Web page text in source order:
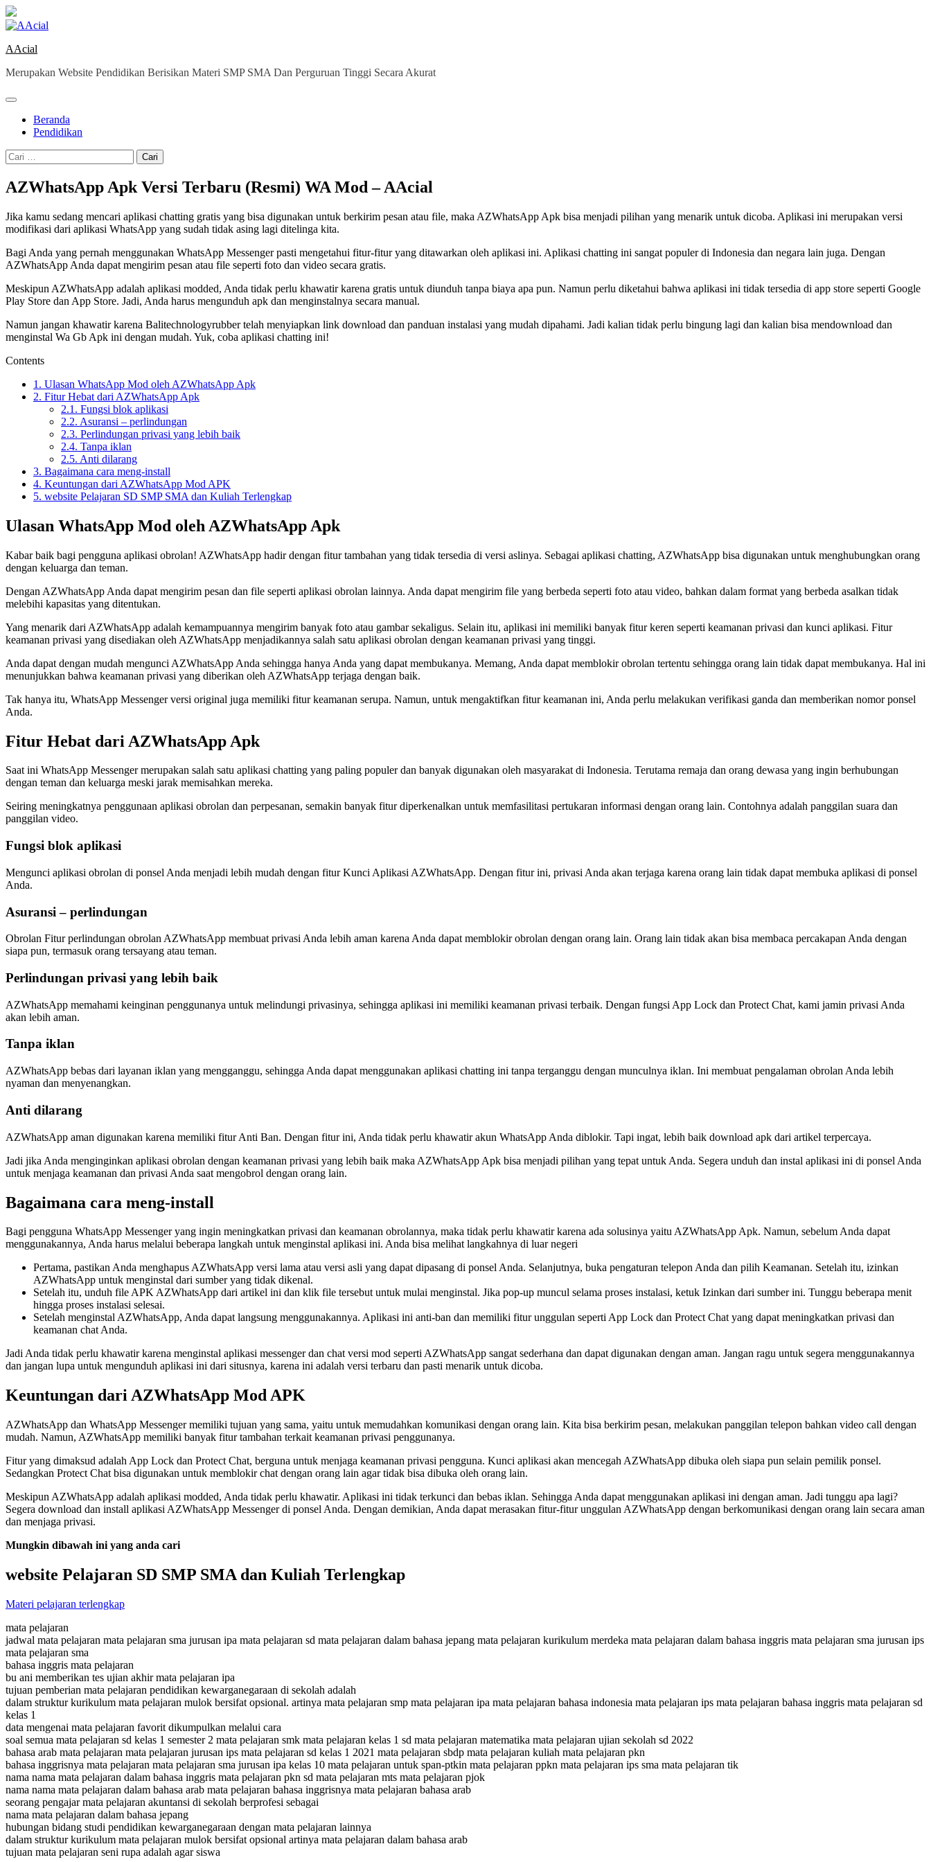
Skip
to
AAcial
Merupakan Website Pendidikan Berisikan Materi SMP SMA Dan Perguruan Tinggi Secara Akurat
Beranda
Pendidikan
Cari
untuk:
AZWhatsApp Apk Versi Terbaru (Resmi) WA Mod – AAcial
Jika kamu sedang mencari aplikasi chatting gratis yang bisa digunakan untuk berkirim pesan atau file, maka AZWhatsApp Apk bisa menjadi pilihan yang menarik untuk dicoba. Aplikasi ini merupakan versi
modifikasi dari aplikasi WhatsApp yang sudah tidak asing lagi ditelinga kita.
Bagi Anda yang pernah menggunakan WhatsApp Messenger pasti mengetahui fitur-fitur yang ditawarkan oleh aplikasi ini. Aplikasi chatting ini sangat populer di Indonesia dan negara lain juga. Dengan
AZWhatsApp Anda dapat mengirim pesan atau file seperti foto dan video secara gratis.
Meskipun AZWhatsApp adalah aplikasi modded, Anda tidak perlu khawatir karena gratis untuk diunduh tanpa biaya apa pun. Namun perlu diketahui bahwa aplikasi ini tidak tersedia di app store seperti Google
Play Store dan App Store. Jadi, Anda harus mengunduh apk dan menginstalnya secara manual.
Namun jangan khawatir karena Balitechnologyrubber telah menyiapkan link download dan panduan instalasi yang mudah dipahami. Jadi kalian tidak perlu bingung lagi dan kalian bisa mendownload dan
menginstal Wa Gb Apk ini dengan mudah. Yuk, coba aplikasi chatting ini!
Contents
1. Ulasan WhatsApp Mod oleh AZWhatsApp Apk
2. Fitur Hebat dari AZWhatsApp Apk
2.1. Fungsi blok aplikasi
2.2. Asuransi – perlindungan
2.3. Perlindungan privasi yang lebih baik
2.4. Tanpa iklan
2.5. Anti dilarang
3. Bagaimana cara meng-install
4. Keuntungan dari AZWhatsApp Mod APK
5. website Pelajaran SD SMP SMA dan Kuliah Terlengkap
Ulasan WhatsApp Mod oleh AZWhatsApp Apk
Kabar baik bagi pengguna aplikasi obrolan! AZWhatsApp hadir dengan fitur tambahan yang tidak tersedia di versi aslinya. Sebagai aplikasi chatting, AZWhatsApp bisa digunakan untuk menghubungkan orang
dengan keluarga dan teman.
Dengan AZWhatsApp Anda dapat mengirim pesan dan file seperti aplikasi obrolan lainnya. Anda dapat mengirim file yang berbeda seperti foto atau video, bahkan dalam format yang berbeda asalkan tidak
melebihi kapasitas yang ditentukan.
Yang menarik dari AZWhatsApp adalah kemampuannya mengirim banyak foto atau gambar sekaligus. Selain itu, aplikasi ini memiliki banyak fitur keren seperti keamanan privasi dan kunci aplikasi. Fitur
keamanan privasi yang disediakan oleh AZWhatsApp menjadikannya salah satu aplikasi obrolan dengan keamanan privasi yang tinggi.
Anda dapat dengan mudah mengunci AZWhatsApp Anda sehingga hanya Anda yang dapat membukanya. Memang, Anda dapat memblokir obrolan tertentu sehingga orang lain tidak dapat membukanya. Hal ini
menunjukkan bahwa keamanan privasi yang diberikan oleh AZWhatsApp terjaga dengan baik.
Tak hanya itu, WhatsApp Messenger versi original juga memiliki fitur keamanan serupa. Namun, untuk mengaktifkan fitur keamanan ini, Anda perlu melakukan verifikasi ganda dan memberikan nomor ponsel
Anda.
Fitur Hebat dari AZWhatsApp Apk
Saat ini WhatsApp Messenger merupakan salah satu aplikasi chatting yang paling populer dan banyak digunakan oleh masyarakat di Indonesia. Terutama remaja dan orang dewasa yang ingin berhubungan
dengan teman dan keluarga meski jarak memisahkan mereka.
Seiring meningkatnya penggunaan aplikasi obrolan dan perpesanan, semakin banyak fitur diperkenalkan untuk memfasilitasi pertukaran informasi dengan orang lain. Contohnya adalah panggilan suara dan
panggilan video.
Fungsi blok aplikasi
Mengunci aplikasi obrolan di ponsel Anda menjadi lebih mudah dengan fitur Kunci Aplikasi AZWhatsApp. Dengan fitur ini, privasi Anda akan terjaga karena orang lain tidak dapat membuka aplikasi di ponsel
Anda.
Asuransi – perlindungan
Obrolan Fitur perlindungan obrolan AZWhatsApp membuat privasi Anda lebih aman karena Anda dapat memblokir obrolan dengan orang lain. Orang lain tidak akan bisa membaca percakapan Anda dengan
siapa pun, termasuk orang tersayang atau teman.
Perlindungan privasi yang lebih baik
AZWhatsApp memahami keinginan penggunanya untuk melindungi privasinya, sehingga aplikasi ini memiliki keamanan privasi terbaik. Dengan fungsi App Lock dan Protect Chat, kami jamin privasi Anda
akan lebih aman.
Tanpa iklan
AZWhatsApp bebas dari layanan iklan yang mengganggu, sehingga Anda dapat menggunakan aplikasi chatting ini tanpa terganggu dengan munculnya iklan. Ini membuat pengalaman obrolan Anda lebih
nyaman dan menyenangkan.
Anti dilarang
AZWhatsApp aman digunakan karena memiliki fitur Anti Ban. Dengan fitur ini, Anda tidak perlu khawatir akun WhatsApp Anda diblokir. Tapi ingat, lebih baik download apk dari artikel terpercaya.
Jadi jika Anda menginginkan aplikasi obrolan dengan keamanan privasi yang lebih baik maka AZWhatsApp Apk bisa menjadi pilihan yang tepat untuk Anda. Segera unduh dan instal aplikasi ini di ponsel Anda
untuk menjaga keamanan dan privasi Anda saat mengobrol dengan orang lain.
Bagaimana cara meng-install
Bagi pengguna WhatsApp Messenger yang ingin meningkatkan privasi dan keamanan obrolannya, maka tidak perlu khawatir karena ada solusinya yaitu AZWhatsApp Apk. Namun, sebelum Anda dapat
menggunakannya, Anda harus melalui beberapa langkah untuk menginstal aplikasi ini. Anda bisa melihat langkahnya di luar negeri
Pertama, pastikan Anda menghapus AZWhatsApp versi lama atau versi asli yang dapat dipasang di ponsel Anda. Selanjutnya, buka pengaturan telepon Anda dan pilih Keamanan. Setelah itu, izinkan
AZWhatsApp untuk menginstal dari sumber yang tidak dikenal.
Setelah itu, unduh file APK AZWhatsApp dari artikel ini dan klik file tersebut untuk mulai menginstal. Jika pop-up muncul selama proses instalasi, ketuk Izinkan dari sumber ini. Tunggu beberapa menit
hingga proses instalasi selesai.
Setelah menginstal AZWhatsApp, Anda dapat langsung menggunakannya. Aplikasi ini anti-ban dan memiliki fitur unggulan seperti App Lock dan Protect Chat yang dapat meningkatkan privasi dan
keamanan chat Anda.
Jadi Anda tidak perlu khawatir karena menginstal aplikasi messenger dan chat versi mod seperti AZWhatsApp sangat sederhana dan dapat digunakan dengan aman. Jangan ragu untuk segera menggunakannya
dan jangan lupa untuk mengunduh aplikasi ini dari situsnya, karena ini adalah versi terbaru dan pasti menarik untuk dicoba.
Keuntungan dari AZWhatsApp Mod APK
AZWhatsApp dan WhatsApp Messenger memiliki tujuan yang sama, yaitu untuk memudahkan komunikasi dengan orang lain. Kita bisa berkirim pesan, melakukan panggilan telepon bahkan video call dengan
mudah. Namun, AZWhatsApp memiliki banyak fitur tambahan terkait keamanan privasi penggunanya.
Fitur yang dimaksud adalah App Lock dan Protect Chat, berguna untuk menjaga keamanan privasi pengguna. Kunci aplikasi akan mencegah AZWhatsApp dibuka oleh siapa pun selain pemilik ponsel.
Sedangkan Protect Chat bisa digunakan untuk memblokir chat dengan orang lain agar tidak bisa dibuka oleh orang lain.
Meskipun AZWhatsApp adalah aplikasi modded, Anda tidak perlu khawatir. Aplikasi ini tidak terkunci dan bebas iklan. Sehingga Anda dapat menggunakan aplikasi ini dengan aman. Jadi tunggu apa lagi?
Segera download dan install aplikasi AZWhatsApp Messenger di ponsel Anda. Dengan demikian, Anda dapat merasakan fitur-fitur unggulan AZWhatsApp dengan berkomunikasi dengan orang lain secara aman
dan menjaga privasi.
Mungkin dibawah ini yang anda cari
website Pelajaran SD SMP SMA dan Kuliah Terlengkap
Materi pelajaran terlengkap
mata pelajaran
jadwal mata pelajaran mata pelajaran sma jurusan ipa mata pelajaran sd mata pelajaran dalam bahasa jepang mata pelajaran kurikulum merdeka mata pelajaran dalam bahasa inggris mata pelajaran sma jurusan ips
mata pelajaran sma
bahasa inggris mata pelajaran
bu ani memberikan tes ujian akhir mata pelajaran ipa
tujuan pemberian mata pelajaran pendidikan kewarganegaraan di sekolah adalah
dalam struktur kurikulum mata pelajaran mulok bersifat opsional. artinya mata pelajaran smp mata pelajaran ipa mata pelajaran bahasa indonesia mata pelajaran ips mata pelajaran bahasa inggris mata pelajaran sd
kelas 1
data mengenai mata pelajaran favorit dikumpulkan melalui cara
soal semua mata pelajaran sd kelas 1 semester 2 mata pelajaran smk mata pelajaran kelas 1 sd mata pelajaran matematika mata pelajaran ujian sekolah sd 2022
bahasa arab mata pelajaran mata pelajaran jurusan ips mata pelajaran sd kelas 1 2021 mata pelajaran sbdp mata pelajaran kuliah mata pelajaran pkn
bahasa inggrisnya mata pelajaran mata pelajaran sma jurusan ipa kelas 10 mata pelajaran untuk span-ptkin mata pelajaran ppkn mata pelajaran ips sma mata pelajaran tik
nama nama mata pelajaran dalam bahasa inggris mata pelajaran pkn sd mata pelajaran mts mata pelajaran pjok
nama nama mata pelajaran dalam bahasa arab mata pelajaran bahasa inggrisnya mata pelajaran bahasa arab
seorang pengajar mata pelajaran akuntansi di sekolah berprofesi sebagai
nama mata pelajaran dalam bahasa jepang
hubungan bidang studi pendidikan kewarganegaraan dengan mata pelajaran lainnya
dalam struktur kurikulum mata pelajaran mulok bersifat opsional artinya mata pelajaran dalam bahasa arab
tujuan mata pelajaran seni rupa adalah agar siswa